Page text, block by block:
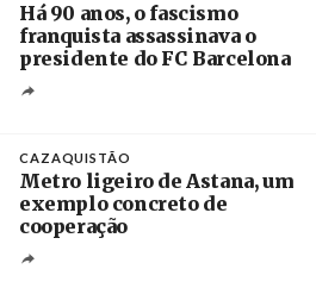
Há 90 anos, o fascismo
franquista assassinava o
presidente do FC Barcelona
CAZAQUISTÃO
Metro ligeiro de Astana, um
exemplo concreto de
cooperação